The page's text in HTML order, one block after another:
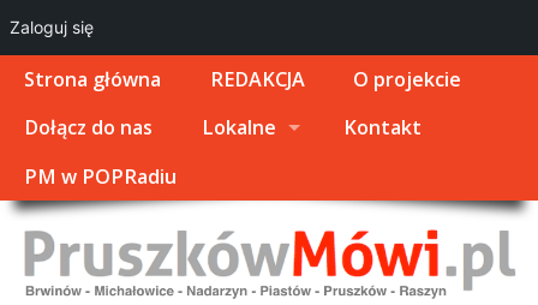
Strona główna REDAKCJA
O projekcie
Dołącz do nas
Lokalne
Kontakt
PM w POPRadiu
Zaloguj się